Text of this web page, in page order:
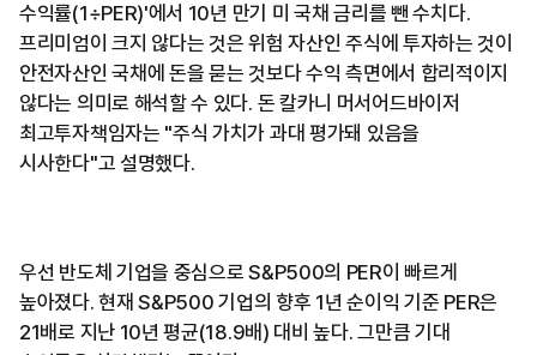
수익률(1÷PER)'에서 10년 만기 미 국채 금리를 뺀 수치다.
프리미엄이 크지 않다는 것은 위험 자산인 주식에 투자하는 것이
안전자산인 국채에 돈을 묻는 것보다 수익 측면에서 합리적이지
않다는 의미로 해석할 수 있다. 돈 칼카니 머서어드바이저
최고투자책임자는 "주식 가치가 과대 평가돼 있음을
시사한다"고 설명했다.
우선 반도체 기업을 중심으로 S&P500의 PER이 빠르게
높아졌다. 현재 S&P500 기업의 향후 1년 순이익 기준 PER은
21배로 지난 10년 평균(18.9배) 대비 높다. 그만큼 기대